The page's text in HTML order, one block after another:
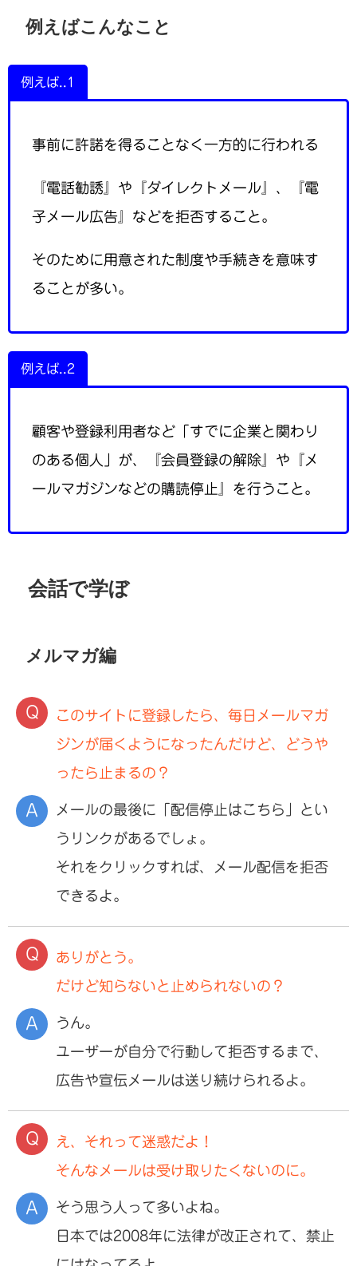
例えばこんなこと
例えば..1
事前に許諾を得ることなく一方的に行われる
『電話勧誘』や『ダイレクトメール』、『電
子メール広告』などを拒否すること。
そのために用意された制度や手続きを意味す
ることが多い。
例えば..2
顧客や登録利用者など「すでに企業と関わり
のある個人」が、『会員登録の解除』や『メ
ールマガジンなどの購読停止』を行うこと。
会話で学ぼ
メルマガ編
このサイトに登録したら、毎日メールマガ
ジンが届くようになったんだけど、どうや
ったら止まるの？
メールの最後に「配信停止はこちら」とい
うリンクがあるでしょ。
それをクリックすれば、メール配信を拒否
できるよ。
ありがとう。
だけど知らないと止められないの？
うん。
ユーザーが自分で行動して拒否するまで、
広告や宣伝メールは送り続けられるよ。
え、それって迷惑だよ！
そんなメールは受け取りたくないのに。
そう思う人って多いよね。
日本では2008年に法律が改正されて、禁止